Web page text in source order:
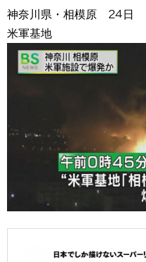
神奈川県・相模原 24日
米軍基地